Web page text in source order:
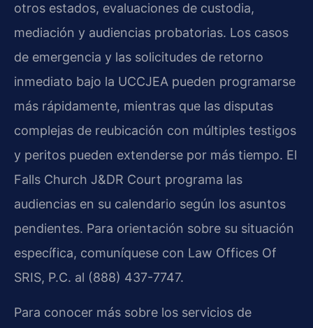
otros estados, evaluaciones de custodia,
mediación y audiencias probatorias. Los casos
de emergencia y las solicitudes de retorno
inmediato bajo la UCCJEA pueden programarse
más rápidamente, mientras que las disputas
complejas de reubicación con múltiples testigos
y peritos pueden extenderse por más tiempo. El
Falls Church J&DR Court programa las
audiencias en su calendario según los asuntos
pendientes. Para orientación sobre su situación
específica, comuníquese con Law Offices Of
SRIS, P.C. al (888) 437-7747.
Para conocer más sobre los servicios de